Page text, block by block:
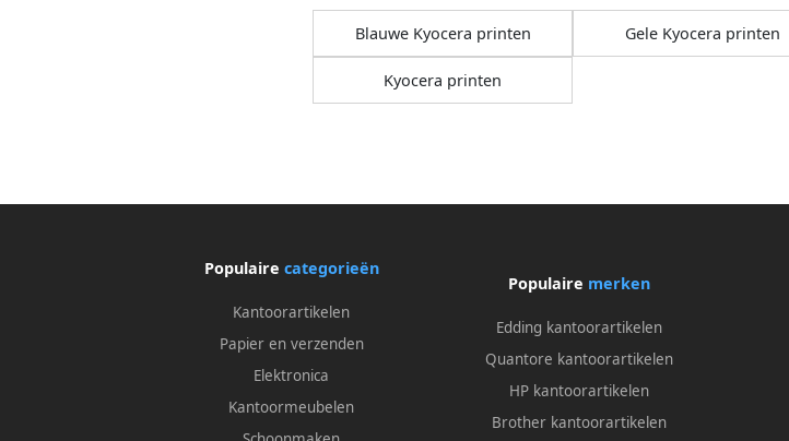
Blauwe Kyocera printen Gele Kyocera printen
Kyocera printen
Populaire categorieën
Kantoorartikelen
Papier en verzenden
Elektronica
Kantoormeubelen
Populaire merken
Edding kantoorartikelen
Quantore kantoorartikelen
HP kantoorartikelen
Brother kantoorartikelen